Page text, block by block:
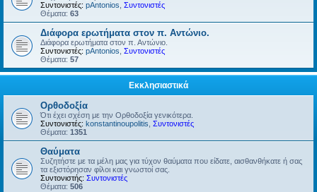
Συντονιστές: pAntonios Συντονιστές
Θέματα: 63
Διάφορα ερωτήματα στον π. Αντώνιο.
Διάφορα ερωτήματα στον π. Αντώνιο.
Συντονιστές: pAntonios Συντονιστές
Θέματα: 57
Εκκλησιαστικά
Ορθοδοξία
Ότι έχει σχέση με την Ορθοδοξία γενικότερα.
Συντονιστές: konstantinoupolitis Συντονιστές
Θέματα: 1351
Θαύματα
Συζητήστε με τα μέλη μας για τύχον θαύματα που είδατε, αισθανθήκατε ή σας
τα εξιστόρησαν φίλοι και γνωστοί σας.
Συντονιστής: Συντονιστές
Θέματα: 506